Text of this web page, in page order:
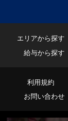
エリアから探す
給与から探す
利用規約
お問い合わせ